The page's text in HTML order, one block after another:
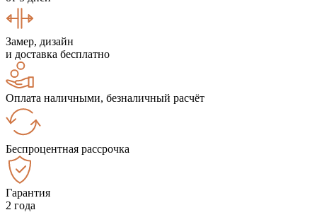
Замер, дизайн
и доставка бесплатно
Оплата наличными, безналичный расчёт
Беспроцентная рассрочка
Гарантия
2 года